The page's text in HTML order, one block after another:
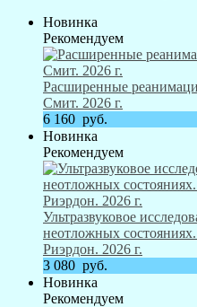
Новинка
Рекомендуем
Расширенные
Смит. 2026 г.
6 160 руб.
Новинка
Рекомендуем
Ультразвуковое
неотложных
Риэрдон. 2026 г.
3 080 руб.
Новинка
Рекомендуем